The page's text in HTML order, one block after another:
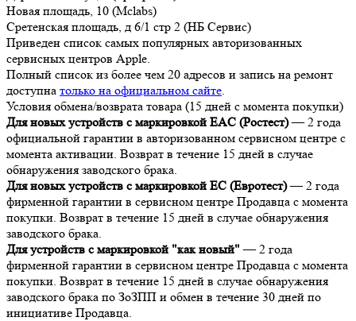
Новая площадь, 10 (Mclabs)
Сретенская площадь, д 6/1 стр 2 (НБ Сервис)
Приведен список самых популярных авторизованных
сервисных центров Apple.
Полный список из более чем 20 адресов и запись на ремонт
доступна только на официальном сайте.
Условия обмена/возврата товара (15 дней с момента покупки)
Для новых устройств с маркировкой EAC (Ростест)— 2 года
официальной гарантии в авторизованном сервисном центре с
момента активации. Возврат в течение 15 дней в случае
обнаружения заводского брака.
Для новых устройств с маркировкой EC (Евротест)— 2 года
фирменной гарантии в сервисном центре Продавца с момента
покупки. Возврат в течение 15 дней в случае обнаружения
заводского брака.
Для устройств с маркировкой "как новый" — 2 года
фирменной гарантии в сервисном центре Продавца с момента
покупки. Возврат в течение 15 дней в случае обнаружения
заводского брака по ЗоЗПП и обмен в течение 30 дней по
инициативе Продавца.